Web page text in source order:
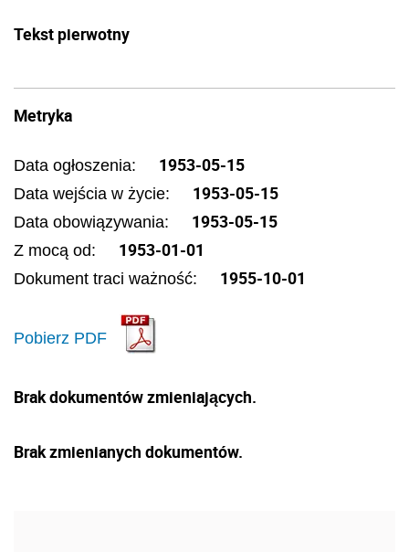
Tekst pierwotny
Metryka
Data ogłoszenia: 1953-05-15
Data wejścia w życie: 1953-05-15
Data obowiązywania: 1953-05-15
Z mocą od: 1953-01-01
Dokument traci ważność: 1955-10-01
Pobierz PDF
Brak dokumentów zmieniających.
Brak zmienianych dokumentów.